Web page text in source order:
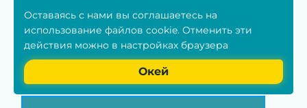
Системные требования для
Оставаясь с нами вы соглашаетесь на
использование файлов cookie. Отменить эти
действия можно в настройках браузера
Окей